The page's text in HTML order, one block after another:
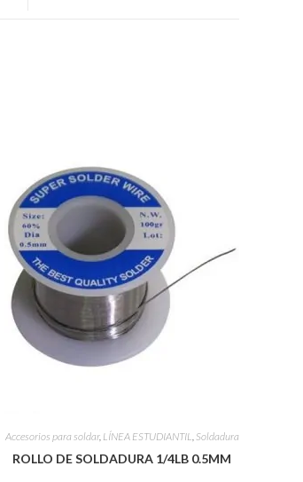
Accesorios para soldar, LÍNEA ESTUDIANTIL, Soldadura
ROLLO DE SOLDADURA 1/4LB 0.5MM